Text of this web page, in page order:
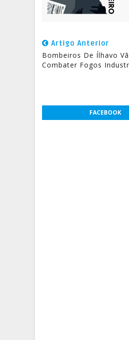
Artigo Anterior
Bombeiros De Ílhavo
Combater Fogos
FACEBOOK